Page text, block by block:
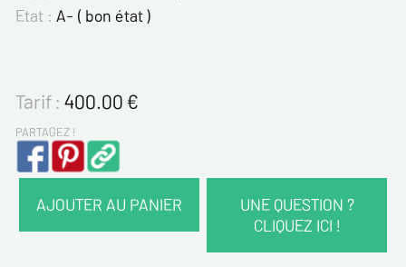
Etat : A- ( bon état )
Tarif : 400.00€
PARTAGEZ !
AJOUTER AU PANIER
UNE QUESTION ?
CLIQUEZ ICI !